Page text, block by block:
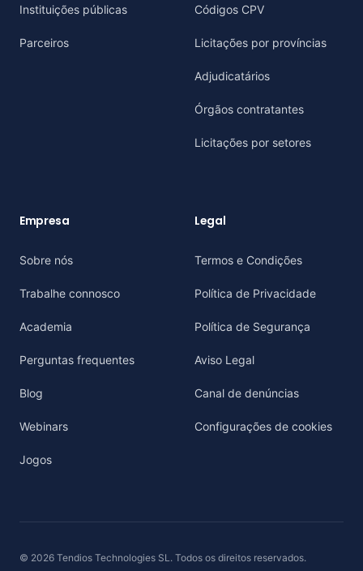
Instituições públicas
Parceiros
Códigos CPV
Licitações por províncias
Adjudicatários
Órgãos contratantes
Licitações por setores
Empresa
Sobre nós
Trabalhe connosco
Academia
Perguntas frequentes
Blog
Webinars
Jogos
Legal
Termos e Condições
Política de Privacidade
Política de Segurança
Aviso Legal
Canal de denúncias
Configurações de cookies
© 2026 Tendios Technologies SL. Todos os direitos reservados.